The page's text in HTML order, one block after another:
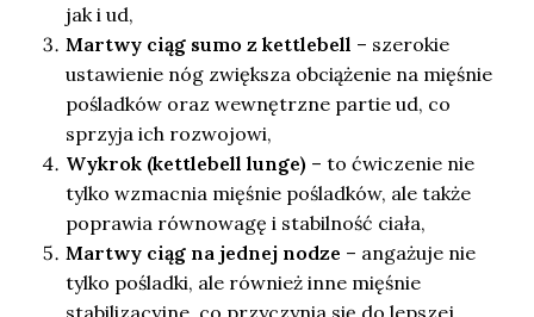
jak i ud,
Martwy ciąg sumo z kettlebell – szerokie
ustawienie nóg zwiększa obciążenie na mięśnie
pośladków oraz wewnętrzne partie ud, co
sprzyja ich rozwojowi,
Wykrok (kettlebell lunge) – to ćwiczenie nie
tylko wzmacnia mięśnie pośladków, ale także
poprawia równowagę i stabilność ciała,
Martwy ciąg na jednej nodze – angażuje nie
tylko pośladki, ale również inne mięśnie
stabilizacyjne, co przyczynia się do lepszej